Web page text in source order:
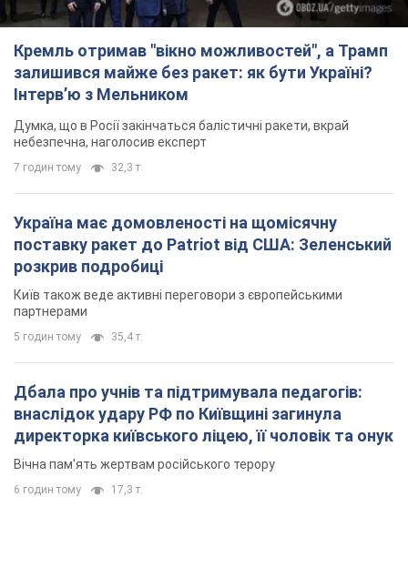
Кремль отримав "вікно можливостей", а Трамп
залишився майже без ракет: як бути Україні?
Інтерв’ю з Мельником
Думка, що в Росії закінчаться балістичні ракети, вкрай
небезпечна, наголосив експерт
7 годин тому 32,3 т.
Україна має домовленості на щомісячну
поставку ракет до Patriot від США: Зеленський
розкрив подробиці
Київ також веде активні переговори з європейськими
партнерами
5 годин тому 35,4 т.
Дбала про учнів та підтримувала педагогів:
внаслідок удару РФ по Київщині загинула
директорка київського ліцею, її чоловік та онук
Вічна пам'ять жертвам російського терору
6 годин тому 17,3 т.